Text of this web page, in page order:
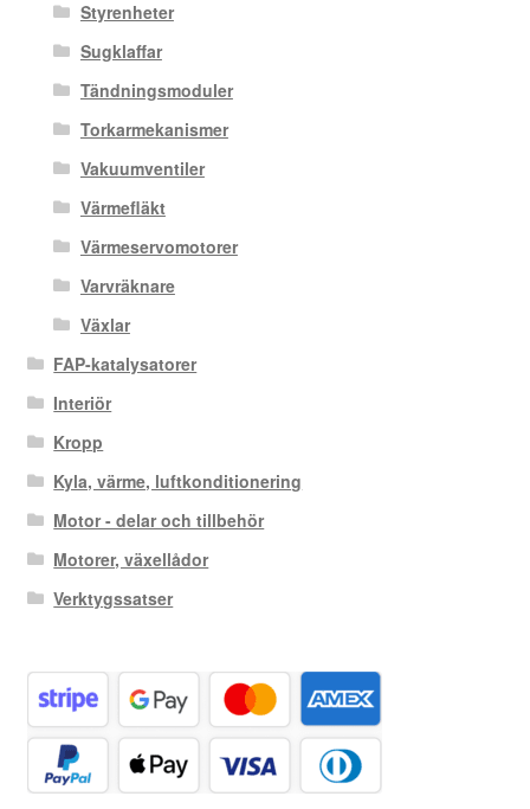
Styrenheter
Sugklaffar
Tändningsmoduler
Torkarmekanismer
Vakuumventiler
Värmefläkt
Värmeservomotorer
Varvräknare
Växlar
FAP-katalysatorer
Interiör
Kropp
Kyla, värme, luftkonditionering
Motor - delar och tillbehör
Motorer, växellådor
Verktygssatser